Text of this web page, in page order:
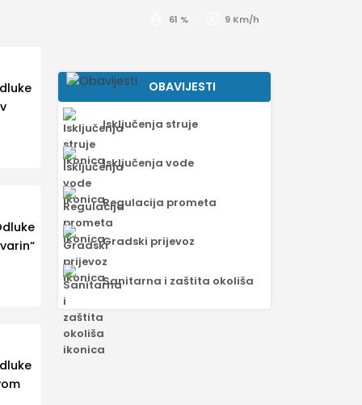
61 % 9 Km/h
OBAVIJESTI
Isključenja struje
Isključenja vode
Regulacija prometa
Gradski prijevoz
Sanitarna i zaštita okoliša